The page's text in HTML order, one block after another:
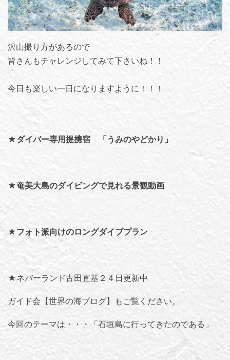
沢山撮り方があるので
皆さんもチャレンジしてみて下さいね！！
今日も楽しい一日になりますように！！！
★ダイバー専用提携宿 「うみのやどかり」
★奄美大島のダイビングで見れる景観動画
★フォト派向けのロングダイブプラン
★ネバーランド古田直基２４日更新中
ガイド会【世界の海ブログ】 もご覧ください。
今回のテーマは・・・「石垣島に行ってきたのである 」